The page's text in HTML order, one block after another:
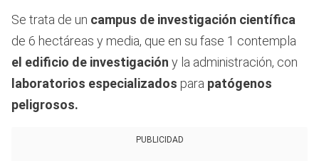
Se trata de un campus de investigación científica
de 6 hectáreas y media, que en su fase 1 contempla
el edificio de investigación y la administración, con
laboratorios especializados para patógenos
peligrosos.
PUBLICIDAD